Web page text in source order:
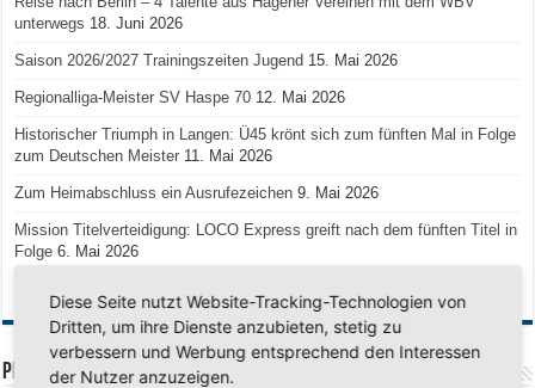
unterwegs 18. Juni 2026
Saison 2026/2027 Trainingszeiten Jugend 15. Mai 2026
Regionalliga-Meister SV Haspe 70 12. Mai 2026
Historischer Triumph in Langen: Ü45 krönt sich zum fünften Mal in Folge
zum Deutschen Meister 11. Mai 2026
Zum Heimabschluss ein Ausrufezeichen 9. Mai 2026
Mission Titelverteidigung: LOCO Express greift nach dem fünften Titel in
Folge 6. Mai 2026
PREMIUMPARTNER
Diese Seite nutzt Website-Tracking-Technologien von
Dritten, um ihre Dienste anzubieten, stetig zu
verbessern und Werbung entsprechend den Interessen
der Nutzer anzuzeigen.